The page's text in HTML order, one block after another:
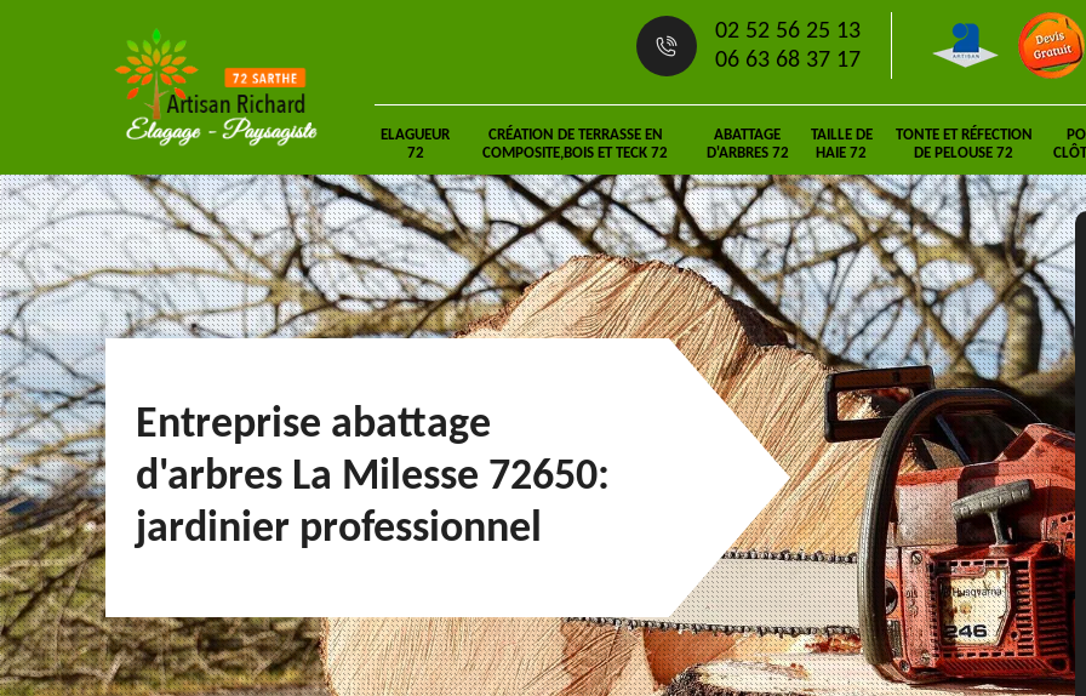
02 52 56 25 13
06 63 68 37 17
ELAGUEUR
72
CRÉATION DE TERRASSE EN
COMPOSITE,BOIS ET TECK 72
ABATTAGE
D'ARBRES 72
TAILLE DE
HAIE 72
TONTE ET RÉFECTION
DE PELOUSE 72
Entreprise abattage
d'arbres La Milesse 72650:
jardinier professionnel